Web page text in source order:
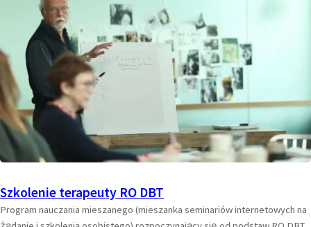
Szkolenie terapeuty RO DBT
Program nauczania mieszanego (mieszanka seminariów internetowych na